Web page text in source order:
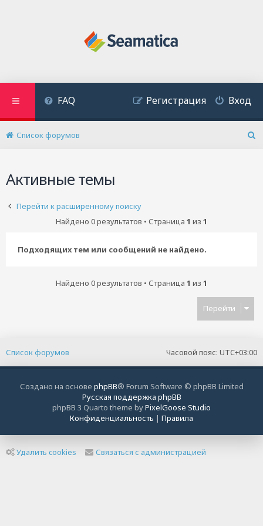
FAQ Вход
Регистрация
Список форумов
Активные темы
Перейти к расширенному поиску
Найдено 0 результатов • Страница 1 из 1
Подходящих тем или сообщений не найдено.
Найдено 0 результатов • Страница 1 из 1
Перейти
Часовой пояс: UTC+03:00
Список форумов
Создано на основе phpBB® Forum Software © phpBB Limited
Русская поддержка phpBB
phpBB 3 Quarto theme byPixelGoose Studio
Конфиденциальность | Правила
Удалить cookies Связаться с администрацией